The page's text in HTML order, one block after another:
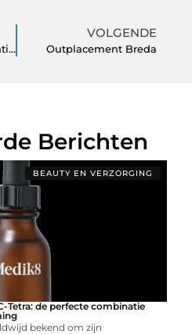
Kunsthaag Taxus, prachtige decoratie in de tuin
VOLGENDE
Outplacement Breda
Berichten
BEAUTY EN VERZORGING
Tetra: de perfecte combinatie
bekend om zijn